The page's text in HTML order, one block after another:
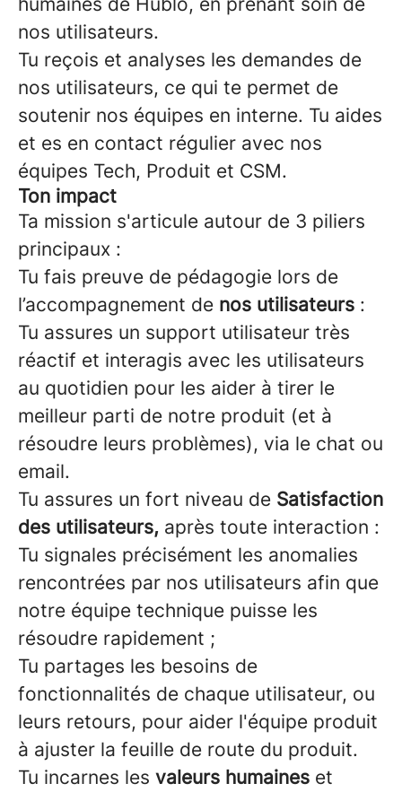
nos utilisateurs.
Tu reçois et analyses les demandes de
nos utilisateurs, ce qui te permet de
soutenir nos équipes en interne. Tu aides
et es en contact régulier avec nos
équipes Tech, Produit et CSM.
Ton impact
Ta mission s'articule autour de 3 piliers
principaux :
Tu fais preuve de pédagogie lors de
l’accompagnement de nos utilisateurs :
Tu assures un support utilisateur très
réactif et interagis avec les utilisateurs
au quotidien pour les aider à tirer le
meilleur parti de notre produit (et à
résoudre leurs problèmes), via le chat ou
email.
Tu assures un fort niveau de Satisfaction
des utilisateurs, après toute interaction :
Tu signales précisément les anomalies
rencontrées par nos utilisateurs afin que
notre équipe technique puisse les
résoudre rapidement ;
Tu partages les besoins de
fonctionnalités de chaque utilisateur, ou
leurs retours, pour aider l'équipe produit
à ajuster la feuille de route du produit.
Tu incarnes les valeurs humaines et